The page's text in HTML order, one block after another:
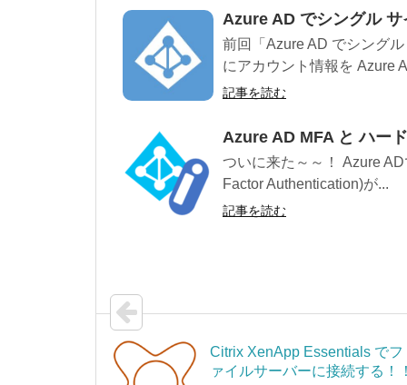
Azure AD でシングル
前回「Azure AD でシング
にアカウント情報を Azure
記事を読む
Azure AD MFA と ハー
ついに来た～～！ Azure
Factor Authentication)が...
記事を読む
Citrix XenApp Essentials でフ
ァイルサーバーに接続する！